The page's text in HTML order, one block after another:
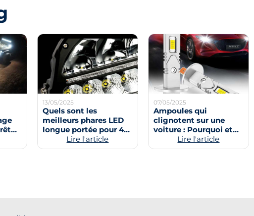
13/05/2025
Quels sont les
meilleurs phares LED
longue portée pour 4x4
Lire l'article
07/05/2025
Ampoules qui
clignotent sur une
voiture : Pourquoi et
comment y remédier ?
Lire l'article